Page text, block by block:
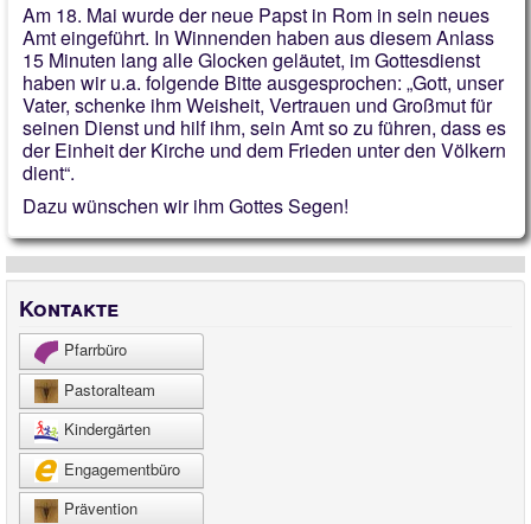
Am 18. Mai wurde der neue Papst in Rom in sein neues
Amt eingeführt. In Winnenden haben aus diesem Anlass
15 Minuten lang alle Glocken geläutet, im Gottesdienst
haben wir u.a. folgende Bitte ausgesprochen: „Gott, unser
Vater, schenke ihm Weisheit, Vertrauen und Großmut für
seinen Dienst und hilf ihm, sein Amt so zu führen, dass es
der Einheit der Kirche und dem Frieden unter den Völkern
dient“.
Dazu wünschen wir ihm Gottes Segen!
Kontakte
Pfarrbüro
Pastoralteam
Kindergärten
Engagementbüro
Prävention